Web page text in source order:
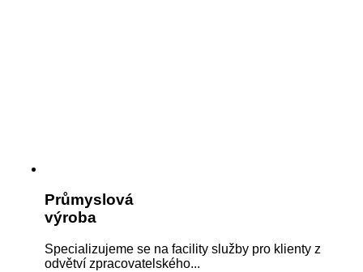
Průmyslová
výroba
Specializujeme se na facility služby pro klienty z
odvětví zpracovatelského...